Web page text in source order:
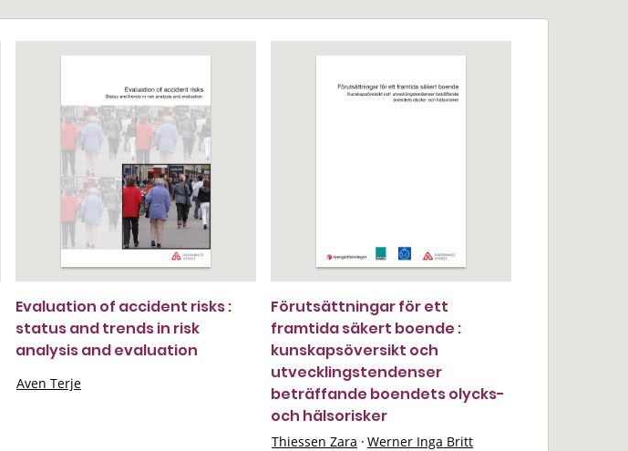
Evaluation of accident risks :
status and trends in risk
analysis and evaluation
Aven Terje
Förutsättningar för ett
framtida säkert boende :
kunskapsöversikt och
utvecklingstendenser
beträffande boendets olycks-
och hälsorisker
Thiessen Zara · Werner Inga Britt